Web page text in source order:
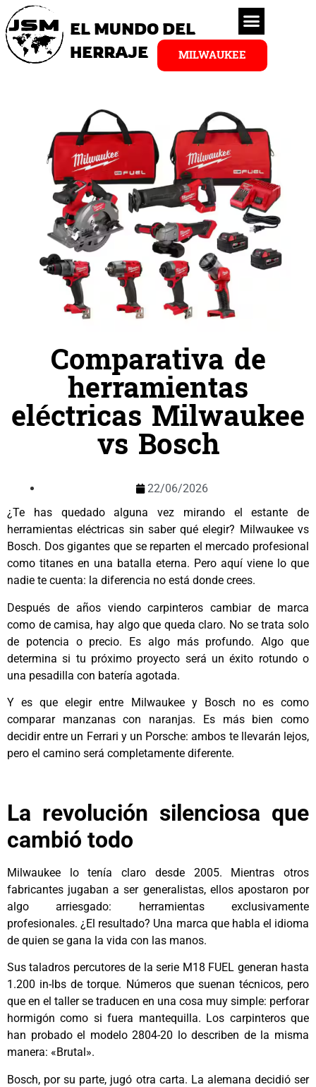
EL MUNDO DEL
HERRAJE
MILWAUKEE
Comparativa de
herramientas
eléctricas Milwaukee
vs Bosch
22/06/2026
¿Te has quedado alguna vez mirando el estante de
herramientas eléctricas sin saber qué elegir? Milwaukee vs
Bosch. Dos gigantes que se reparten el mercado profesional
como titanes en una batalla eterna. Pero aquí viene lo que
nadie te cuenta: la diferencia no está donde crees.
Después de años viendo carpinteros cambiar de marca
como de camisa, hay algo que queda claro. No se trata solo
de potencia o precio. Es algo más profundo. Algo que
determina si tu próximo proyecto será un éxito rotundo o
una pesadilla con batería agotada.
Y es que elegir entre Milwaukee y Bosch no es como
comparar manzanas con naranjas. Es más bien como
decidir entre un Ferrari y un Porsche: ambos te llevarán lejos,
pero el camino será completamente diferente.
La revolución silenciosa que
cambió todo
Milwaukee lo tenía claro desde 2005. Mientras otros
fabricantes jugaban a ser generalistas, ellos apostaron por
algo arriesgado: herramientas exclusivamente
profesionales. ¿El resultado? Una marca que habla el idioma
de quien se gana la vida con las manos.
Sus taladros percutores de la serie M18 FUEL generan hasta
1.200 in-lbs de torque. Números que suenan técnicos, pero
que en el taller se traducen en una cosa muy simple: perforar
hormigón como si fuera mantequilla. Los carpinteros que
han probado el modelo 2804-20 lo describen de la misma
manera: «Brutal».
Bosch, por su parte, jugó otra carta. La alemana decidió ser